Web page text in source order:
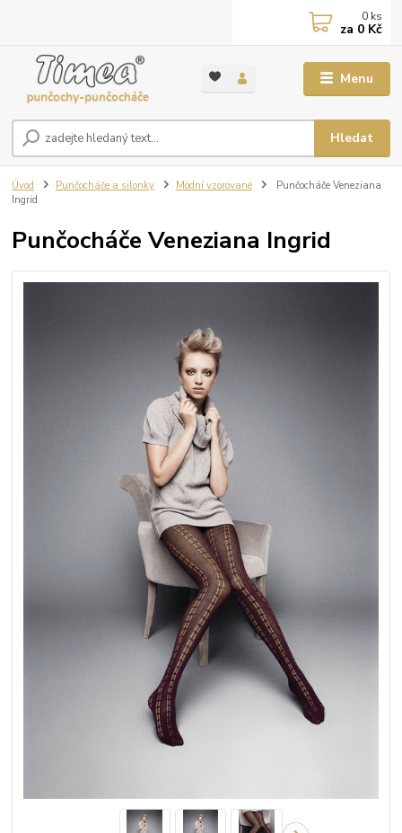
Menu
Hledat
0 ks
za 0 Kč
Úvod Punčocháče a silonky Módní vzorované
Punčocháče Veneziana
Ingrid
Punčocháče Veneziana Ingrid